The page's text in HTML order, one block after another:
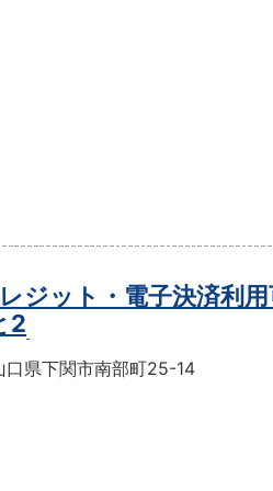
ジット・電子決済利
2
口県下関市南部町25-14